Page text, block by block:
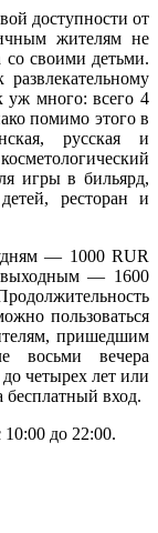
доступности от
жителям не
со своими детьми.
уж много: всего 4
помимо этого в
русская и
игры в бильярд,
ресторан и
― 1000 RUR
выходным ― 1600
пользоваться
пришедшим
восьми вечера
четырех лет или
бесплатный вход.
до 22:00.